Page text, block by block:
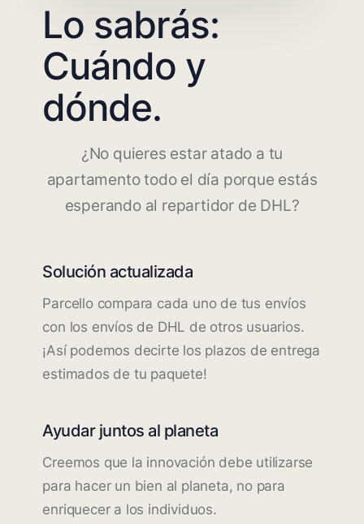
Lo sabrás:
Cuándo y
dónde.
¿No quieres estar atado a tu
apartamento todo el día porque estás
esperando al repartidor de DHL?
Solución actualizada
Parcello compara cada uno de tus envíos
con los envíos de DHL de otros usuarios.
¡Así podemos decirte los plazos de entrega
estimados de tu paquete!
Ayudar juntos al planeta
Creemos que la innovación debe utilizarse
para hacer un bien al planeta, no para
enriquecer a los individuos.